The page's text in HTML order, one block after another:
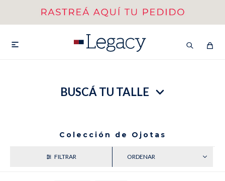

BUSCÁ TU TALLE
Colección de Ojotas